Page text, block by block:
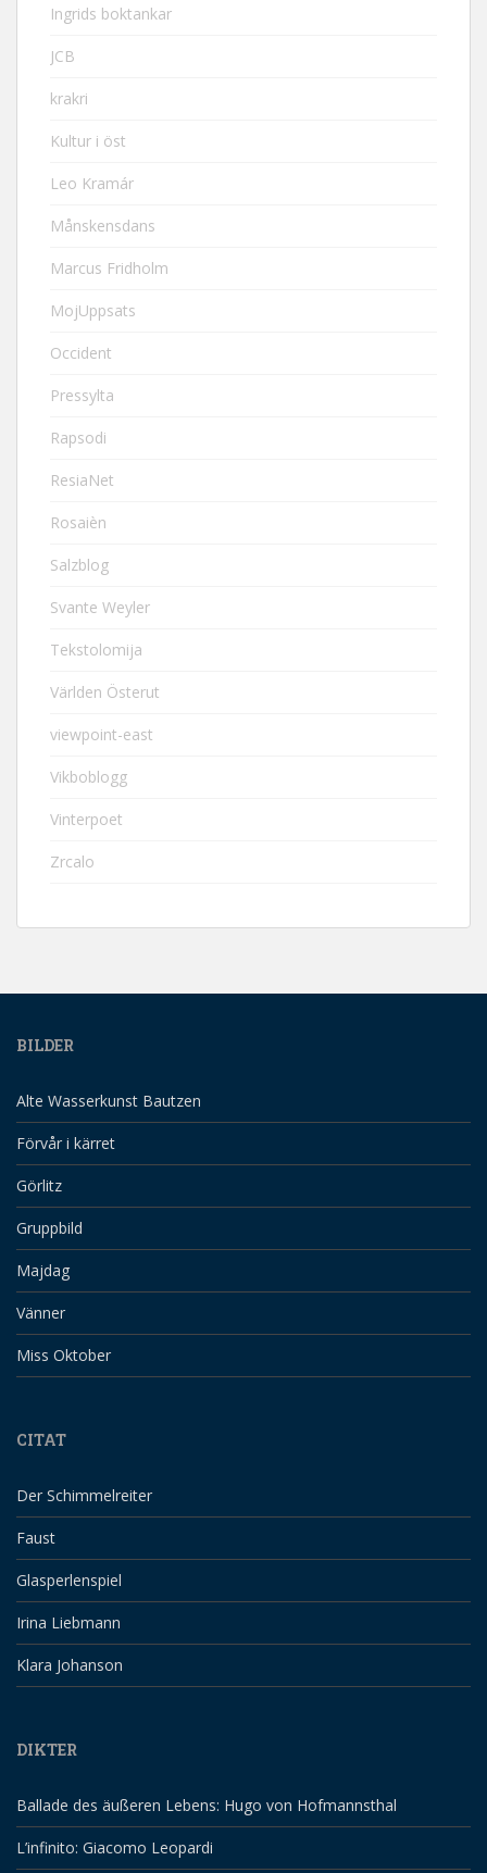
Ingrids boktankar
JCB
krakri
Kultur i öst
Leo Kramár
Månskensdans
Marcus Fridholm
MojUppsats
Occident
Pressylta
Rapsodi
ResiaNet
Rosaièn
Salzblog
Svante Weyler
Tekstolomija
Världen Österut
viewpoint-east
Vikboblogg
Vinterpoet
Zrcalo
BILDER
Alte Wasserkunst Bautzen
Förvår i kärret
Görlitz
Gruppbild
Majdag
Vänner
Miss Oktober
CITAT
Der Schimmelreiter
Faust
Glasperlenspiel
Irina Liebmann
Klara Johanson
DIKTER
Ballade des äußeren Lebens: Hugo von Hofmannsthal
L’infinito: Giacomo Leopardi